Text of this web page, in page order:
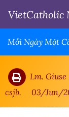
VietCatholic
Mỗi Ngày Một
Lm.
csjb.
03/Jun/